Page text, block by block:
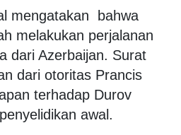
mengatakan bahwa
melakukan perjalanan
dari Azerbaijan. Surat
dari otoritas Prancis
terhadap Durov
awal.